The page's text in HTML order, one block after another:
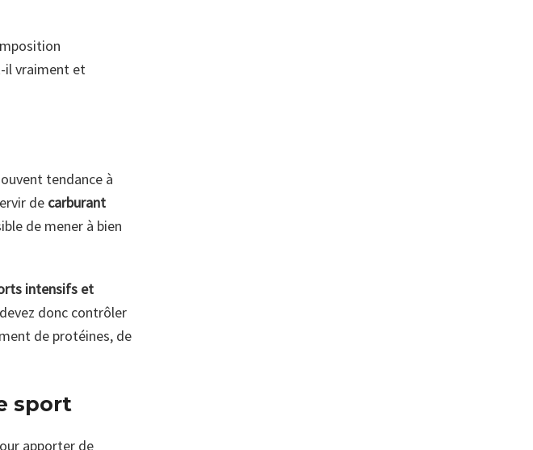
il vraiment et
tendance à
de carburant
de mener à bien
intensifs et
donc contrôler
de protéines, de
sport
apporter de